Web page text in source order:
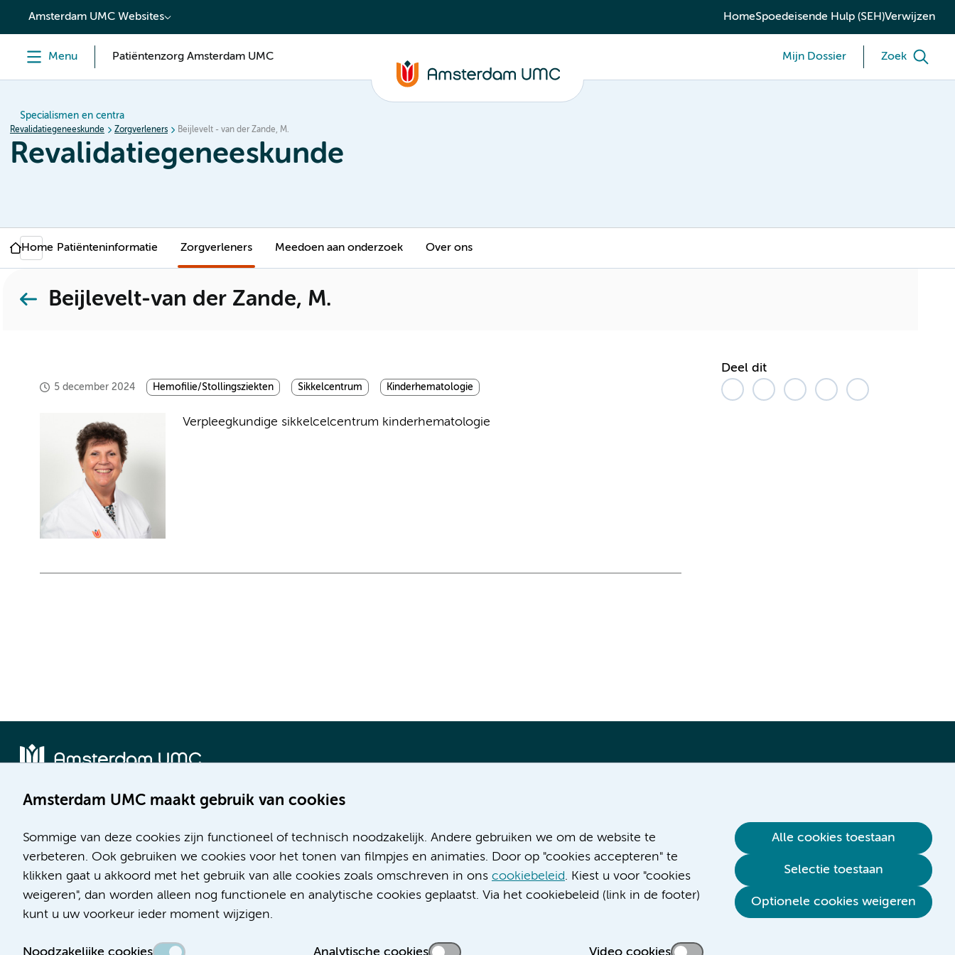
content
Amsterdam UMC Websites HomeSpoedeisende Hulp (SEH)Verwijzen
Menu Patiëntenzorg Amsterdam UMC Mijn Dossier Zoek
Specialismen en centra
Revalidatiegeneeskunde Zorgverleners Beijlevelt - van der Zande, M.
Revalidatiegeneeskunde
Home Patiënteninformatie Zorgverleners Meedoen aan onderzoek Over ons
Beijlevelt-van der Zande, M.
5 december 2024 Hemofilie/Stollingsziekten Sikkelcentrum Kinderhematologie
Verpleegkundige sikkelcelcentrum kinderhematologie
Deel dit
Amsterdam UMC maakt gebruik van cookies
Sommige van deze cookies zijn functioneel of technisch noodzakelijk. Andere gebruiken we om de website te
verbeteren. Ook gebruiken we cookies voor het tonen van filmpjes en animaties. Door op "cookies accepteren" te
klikken gaat u akkoord met het gebruik van alle cookies zoals omschreven in ons cookiebeleid. Kiest u voor "cookies
weigeren", dan worden alleen nog functionele en analytische cookies geplaatst. Via het cookiebeleid (link in de footer)
kunt u uw voorkeur ieder moment wijzigen.
Noodzakelijke cookies Analytische cookies Video cookies
Alle cookies toestaan
Selectie toestaan
Optionele cookies weigeren
Meibergdreef 9
1105 AZ Amsterdam
Telefoon:
(020) 566 9111
Route en parkeren
De Boelelaan 1117
1081 HV Amsterdam
(020) 444 4444
Route en parkeren
Werken bij Amsterdam UMC
Over Amsterdam UMC
Nieuws
Research